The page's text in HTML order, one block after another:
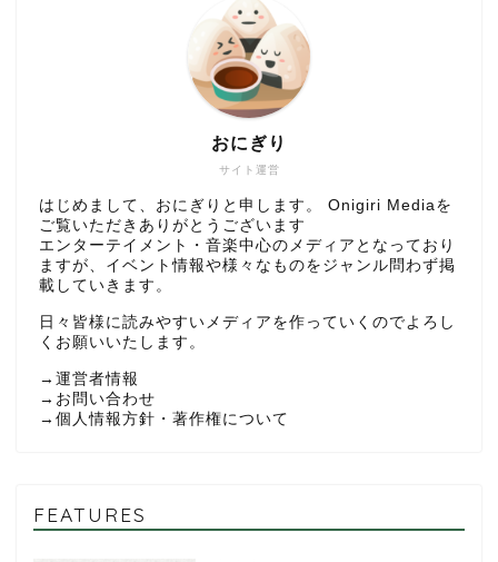
サイト運営
おにぎり
はじめまして、おにぎりと申します。 Onigiri Mediaを
ご覧いただきありがとうございます
エンターテイメント・音楽中心のメディアとなっており
ますが、イベント情報や様々なものをジャンル問わず掲
載していきます。
日々皆様に読みやすいメディアを作っていくのでよろし
くお願いいたします。
→ 運営者情報
→ お問い合わせ
→ 個人情報方針・著作権について
FEATURES